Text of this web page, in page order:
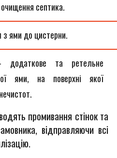
септика.
з ями до цистерни.
додаткове та ретельне
ями, на поверхні якої
промивання стінок та
відправляючи всі